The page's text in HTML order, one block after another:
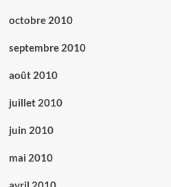
octobre 2010
septembre 2010
août 2010
juillet 2010
juin 2010
mai 2010